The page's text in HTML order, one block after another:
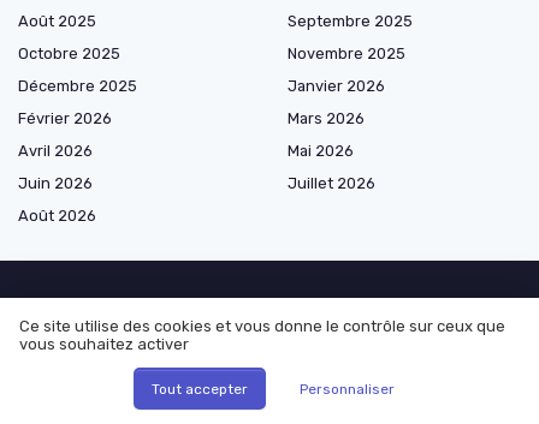
Août 2025
Septembre 2025
Octobre 2025
Novembre 2025
Décembre 2025
Janvier 2026
Février 2026
Mars 2026
Avril 2026
Mai 2026
Juin 2026
Juillet 2026
Août 2026
Marketplace de prestataires
Ce site utilise des cookies et vous donne le contrôle sur ceux que
vous souhaitez activer
Tout accepter Personnaliser